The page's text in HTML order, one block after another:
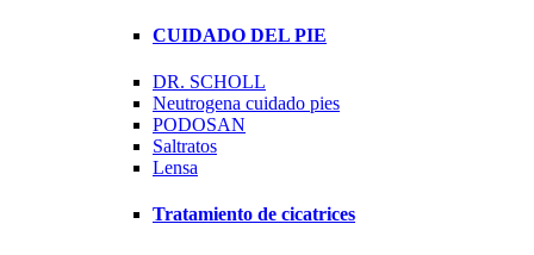
CUIDADO DEL PIE
DR. SCHOLL
Neutrogena cuidado pies
PODOSAN
Saltratos
Lensa
Tratamiento de cicatrices